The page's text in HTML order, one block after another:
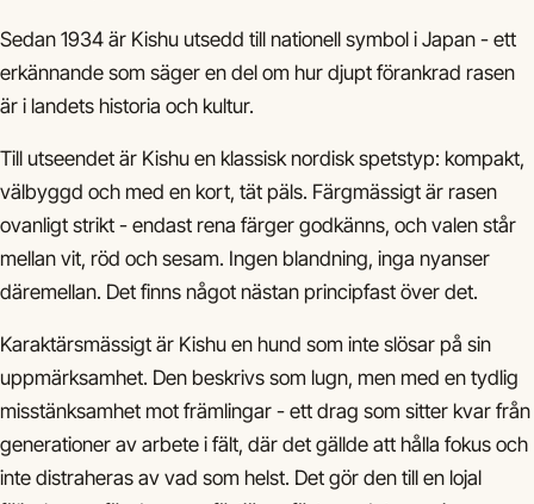
Sedan 1934 är Kishu utsedd till nationell symbol i Japan - ett
erkännande som säger en del om hur djupt förankrad rasen
är i landets historia och kultur.
Till utseendet är Kishu en klassisk nordisk spetstyp: kompakt,
välbyggd och med en kort, tät päls. Färgmässigt är rasen
ovanligt strikt - endast rena färger godkänns, och valen står
mellan vit, röd och sesam. Ingen blandning, inga nyanser
däremellan. Det finns något nästan principfast över det.
Karaktärsmässigt är Kishu en hund som inte slösar på sin
uppmärksamhet. Den beskrivs som lugn, men med en tydlig
misstänksamhet mot främlingar - ett drag som sitter kvar från
generationer av arbete i fält, där det gällde att hålla fokus och
inte distraheras av vad som helst. Det gör den till en lojal